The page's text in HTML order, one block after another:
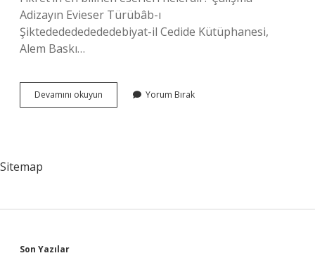
Adizayın Evieser Türübâb-ı
Şiktededededededebiyat-il Cedide Kütüphanesi,
Alem Baskı…
Devamını okuyun
Fikretin
Yorum Bırak
Sitemap
Son Yazılar